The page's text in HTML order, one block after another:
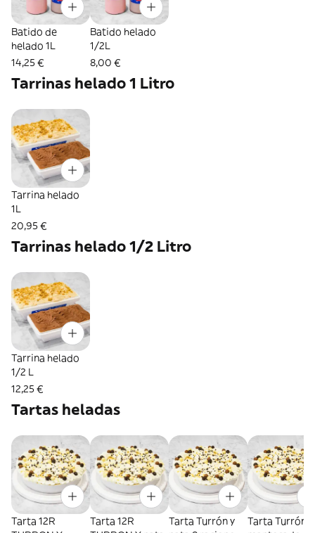
Batido de
helado 1L
14,25 €
Batido helado
1/2L
8,00 €
Tarrinas helado 1 Litro
Tarrina helado
1L
20,95 €
Tarrinas helado 1/2 Litro
Tarrina helado
1/2 L
12,25 €
Tartas heladas
Tarta 12R
Tarta 12R
Tarta Turrón y
Tarta Turrón y